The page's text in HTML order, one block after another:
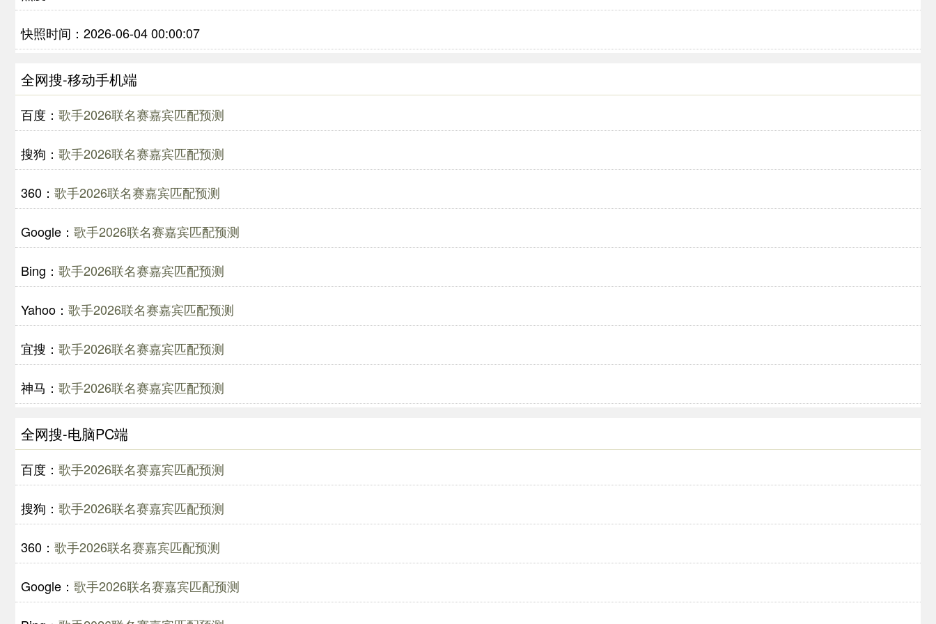
快照时间：2026-06-04 00:00:07
全网搜-移动手机端
百度： 歌手2026联名赛嘉宾匹配预测
搜狗： 歌手2026联名赛嘉宾匹配预测
360： 歌手2026联名赛嘉宾匹配预测
Google： 歌手2026联名赛嘉宾匹配预测
Bing： 歌手2026联名赛嘉宾匹配预测
Yahoo： 歌手2026联名赛嘉宾匹配预测
宜搜： 歌手2026联名赛嘉宾匹配预测
神马： 歌手2026联名赛嘉宾匹配预测
全网搜-电脑PC端
百度： 歌手2026联名赛嘉宾匹配预测
搜狗： 歌手2026联名赛嘉宾匹配预测
360： 歌手2026联名赛嘉宾匹配预测
Google： 歌手2026联名赛嘉宾匹配预测